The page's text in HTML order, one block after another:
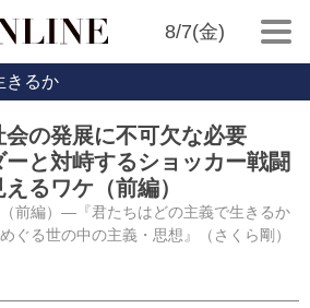
8/7(金)
きるか
会の発展に不可欠な必要
と対峙するショッカー戦闘
るワケ（前編）
（前編）―『君たちはどの主義で生きるか
ぐる世の中の主義・思想』（さくら剛）